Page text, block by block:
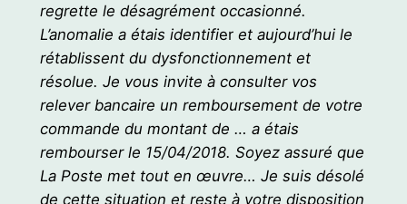
regrette le désagrément occasionné.
L’anomalie a étais identifieret aujourd’hui le
rétablissent du dysfonctionnement et
résolue. Je vous invite à consulter vos
relever bancaire un remboursement de votre
commande du montant de … a étais
rembourser le 15/04/2018. Soyez assuré que
La Poste met tout en œuvre… Je suis désolé
de cette situation et reste à votre disposition